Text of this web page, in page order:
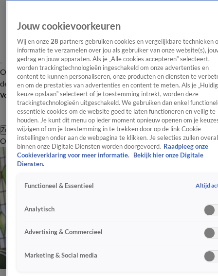
OverzichtAfleveringen Entertainment TV Algemeen
Tip
de redactieNieuwsbrief
Volg Shownieuws
Zoeken
OverzichtEntertainmentSpraakmakendRealityCrimeVideo's
Jouw cookievoorkeuren
Wij en onze 28 partners gebruiken cookies en vergelijkbare technieken
informatie te verzamelen over jou als gebruiker van onze website(s),
gedrag en jouw apparaten. Als je „Alle cookies accepteren” selecteert,
worden trackingtechnologieën ingeschakeld om onze advertenties en
content te kunnen personaliseren, onze producten en diensten te
en om de prestaties van advertenties en content te meten. Als je
keuze opslaan” selecteert of je toestemming intrekt, worden deze
trackingtechnologieën uitgeschakeld. We gebruiken dan enkel
essentiële cookies om de website goed te laten functioneren en veilig te
houden. Je kunt dit menu op ieder moment opnieuw openen om je
wijzigen of om je toestemming in te trekken door op de link Cookie-
instellingen onder aan de webpagina te klikken. Je selecties zullen overal
binnen onze Digitale Diensten worden doorgevoerd. Raadpleeg onze
Cookieverklaring voor meer informatie.
Bekijk hier onze Digitale
Diensten.
Functioneel & Essentieel Altijd
Analytisch
Advertising & Commercieel
Marketing & Social media